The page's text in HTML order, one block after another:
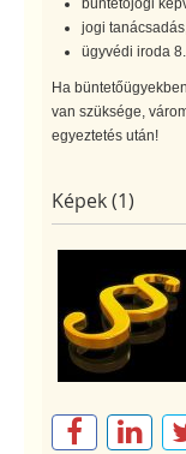
jogi tanácsadás,
ügyvédi iroda
Ha
van szüksége,
egyeztetés után!
Képek (1)